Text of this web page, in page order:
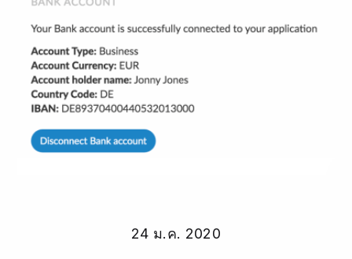
24 ม.ค. 2020